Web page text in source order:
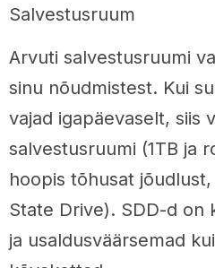
Salvestusruum
Arvuti salvestusruumi
sinu nõudmistest. Kui
vajad igapäevaselt, siis
salvestusruumi (1TB ja
hoopis tõhusat
State Drive). SDD-d on
ja usaldusväärsemad